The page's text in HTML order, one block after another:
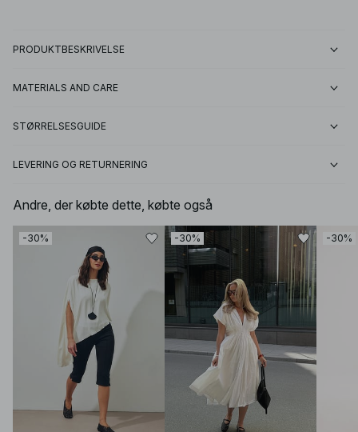
PRODUKTBESKRIVELSE
MATERIALS AND CARE
STØRRELSESGUIDE
LEVERING OG RETURNERING
Andre, der købte dette, købte også
-30% -30% -30%